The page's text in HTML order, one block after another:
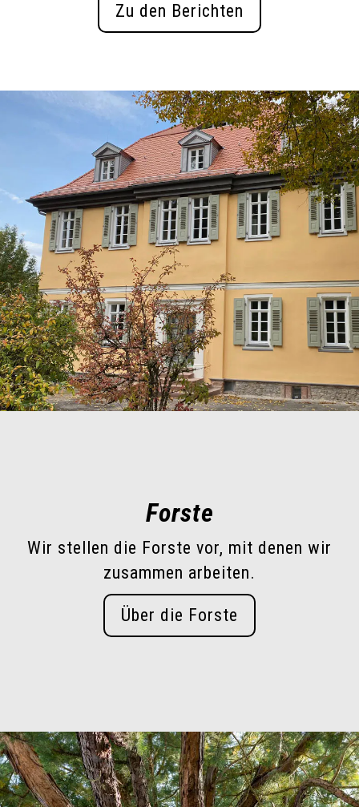
Zu den Berichten
Forste
Wir stellen die Forste vor, mit denen wir
zusammen arbeiten.
Über die Forste